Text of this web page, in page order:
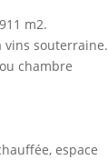
m2.
vins souterraine.
chambre
espace